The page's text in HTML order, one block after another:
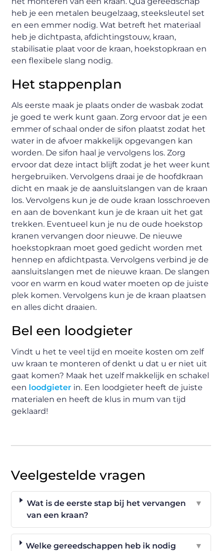
heb je een metalen beugelzaag, steeksleutel set
en een emmer nodig. Wat betreft het materiaal
heb je dichtpasta, afdichtingstouw, kraan,
stabilisatie plaat voor de kraan, hoekstopkraan en
een flexibele slang nodig.
Het stappenplan
Als eerste maak je plaats onder de wasbak zodat
je goed te werk kunt gaan. Zorg ervoor dat je een
emmer of schaal onder de sifon plaatst zodat het
water in de afvoer makkelijk opgevangen kan
worden. De sifon haal je vervolgens los. Zorg
ervoor dat deze intact blijft zodat je het weer kunt
hergebruiken. Vervolgens draai je de hoofdkraan
dicht en maak je de aansluitslangen van de kraan
los. Vervolgens kun je de oude kraan losschroeven
en aan de bovenkant kun je de kraan uit het gat
trekken. Eventueel kun je nu de oude hoekstop
kranen vervangen door nieuwe. De nieuwe
hoekstopkraan moet goed gedicht worden met
hennep en afdichtpasta. Vervolgens verbind je de
aansluitslangen met de nieuwe kraan. De slangen
voor en warm en koud water moeten op de juiste
plek komen. Vervolgens kun je de kraan plaatsen
en alles dicht draaien.
Bel een loodgieter
Vindt u het te veel tijd en moeite kosten om zelf
uw kraan te monteren of denkt u dat u er niet uit
gaat komen? Maak het uzelf makkelijk en schakel
een loodgieter in. Een loodgieter heeft de juiste
materialen en heeft de klus in mum van tijd
geklaard!
Veelgestelde vragen
Wat is de eerste stap bij het vervangen
van een kraan?
▼
Welke gereedschappen heb ik nodig
▼